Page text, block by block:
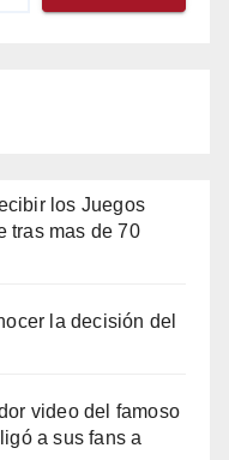
los Juegos
tras mas de 70
la decisión del
video del famoso
a sus fans a